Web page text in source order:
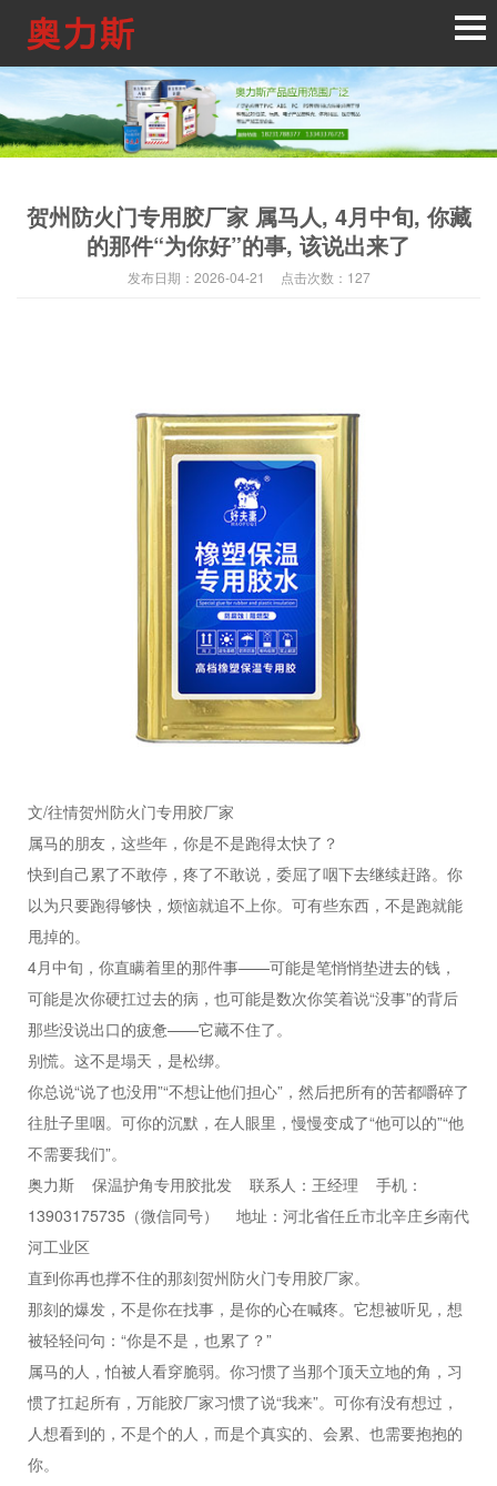
贺州防火门专用胶厂家 属马人, 4月中旬, 你藏
的那件“为你好”的事, 该说出来了
发布日期： 2026-04-21 点击次数： 127
文/往情贺州防火门专用胶厂家
属马的朋友，这些年，你是不是跑得太快了？
快到自己累了不敢停，疼了不敢说，委屈了咽下去继续赶路。你
以为只要跑得够快，烦恼就追不上你。可有些东西，不是跑就能
甩掉的。
4月中旬，你直瞒着里的那件事——可能是笔悄悄垫进去的钱，
可能是次你硬扛过去的病，也可能是数次你笑着说“没事”的背后
那些没说出口的疲惫——它藏不住了。
别慌。这不是塌天，是松绑。
你总说“说了也没用”“不想让他们担心”，然后把所有的苦都嚼碎了
往肚子里咽。可你的沉默，在人眼里，慢慢变成了“他可以的”“他
不需要我们”。
奥力斯 保温护角专用胶批发 联系人：王经理 手机：
13903175735（微信同号） 地址：河北省任丘市北辛庄乡南代
河工业区
直到你再也撑不住的那刻贺州防火门专用胶厂家。
那刻的爆发，不是你在找事，是你的心在喊疼。它想被听见，想
被轻轻问句：“你是不是，也累了？”
属马的人，怕被人看穿脆弱。你习惯了当那个顶天立地的角，习
惯了扛起所有， 万能胶厂家习惯了说“我来”。可你有没有想过，
人想看到的，不是个的人，而是个真实的、会累、也需要抱抱的
你。